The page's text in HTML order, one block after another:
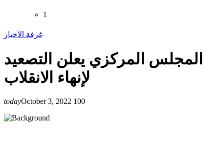
1
غرفة الآخبار
المجلس المركزي يعلن التصعيد
لإنهاء الانقلاب
todayOctober 3, 2022 100